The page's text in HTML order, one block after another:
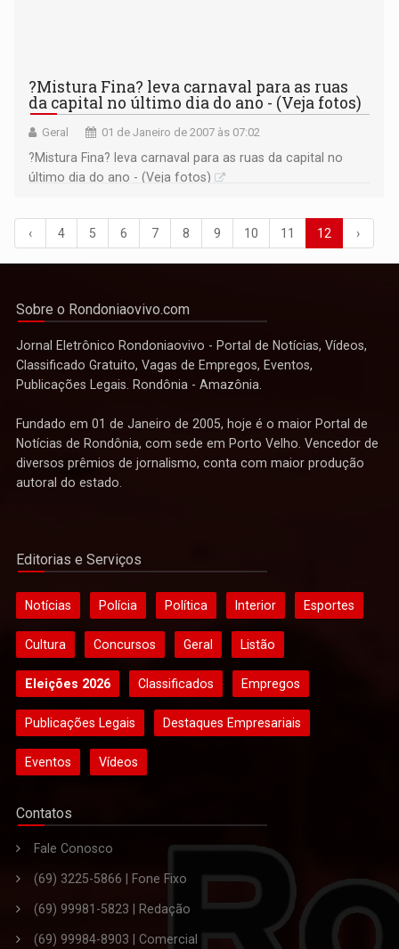
?Mistura Fina? leva carnaval para as ruas
da capital no último dia do ano - (Veja fotos)
Geral 01 de Janeiro de 2007 às 07:02
?Mistura Fina? leva carnaval para as ruas da capital no
último dia do ano - (Veja fotos)
‹ 4 5 6 7 8 9 10 11 12 ›
Sobre o Rondoniaovivo.com
Jornal Eletrônico Rondoniaovivo - Portal de Notícias, Vídeos,
Classificado Gratuito, Vagas de Empregos, Eventos,
Publicações Legais. Rondônia - Amazônia.
Fundado em 01 de Janeiro de 2005, hoje é o maior Portal de
Notícias de Rondônia, com sede em Porto Velho. Vencedor de
diversos prêmios de jornalismo, conta com maior produção
autoral do estado.
Editorias e Serviços
Notícias Polícia Política Interior Esportes
Cultura Concursos Geral Listão
Eleições 2026 Classificados Empregos
Publicações Legais Destaques Empresariais
Eventos Vídeos
Contatos
Fale Conosco
(69) 3225-5866 | Fone Fixo
(69) 99981-5823 | Redação
(69) 99984-8903 | Comercial